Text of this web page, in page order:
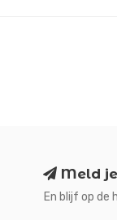
Meld
En blijf op de